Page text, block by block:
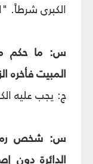
الكبرى شرطاً.
س: ما حكم
المبيت فأخره
ج: يجب عليه
س: شخص
الدائرة دون